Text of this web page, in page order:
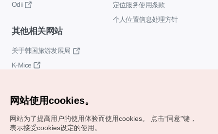
Odii
定位服务使用条款
个人位置信息处理方针
其他相关网站
关于韩国旅游发展局
K-Mice
网站使用cookies。
网站为了提高用户的使用体验而使用cookies。
点击“同意"键，
表示接受cookies设定的使用。